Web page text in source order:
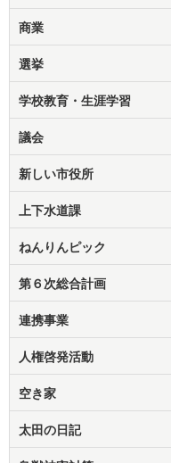
商業
選挙
学校教育・生涯学習
議会
新しい市役所
上下水道課
ねんりんピック
第６次総合計画
連携事業
人権啓発活動
空き家
太田の日記